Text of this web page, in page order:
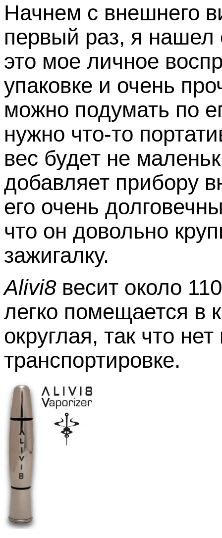
Начнем с внешнего
первый раз, я нашел
это мое личное
упаковке и очень
можно подумать по
нужно что-то
вес будет не
добавляет прибору
его очень
что он довольно
зажигалку.
Alivi8весит около
легко помещается в
округлая, так что
транспортировке.